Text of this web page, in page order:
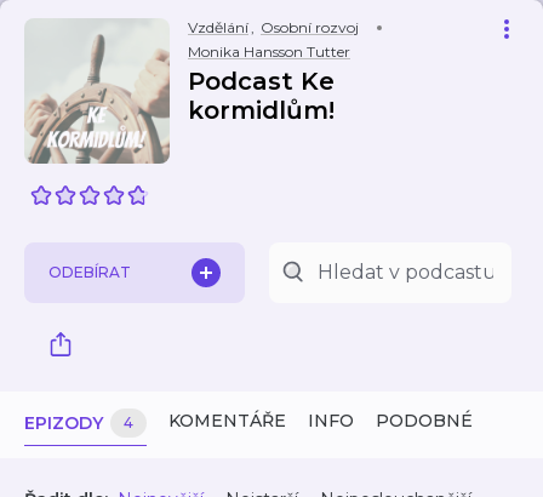
Vzdělání, Osobní rozvoj
Monika Hansson Tutter
Podcast Ke
kormidlům!
ODEBÍRAT
EPIZODY 4 KOMENTÁŘE INFO PODOBNÉ